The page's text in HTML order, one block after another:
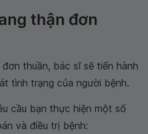
thận đơn
thuần, bác sĩ sẽ tiến hành
tình trạng của người bệnh.
cầu bạn thực hiện một số
và điều trị bệnh: